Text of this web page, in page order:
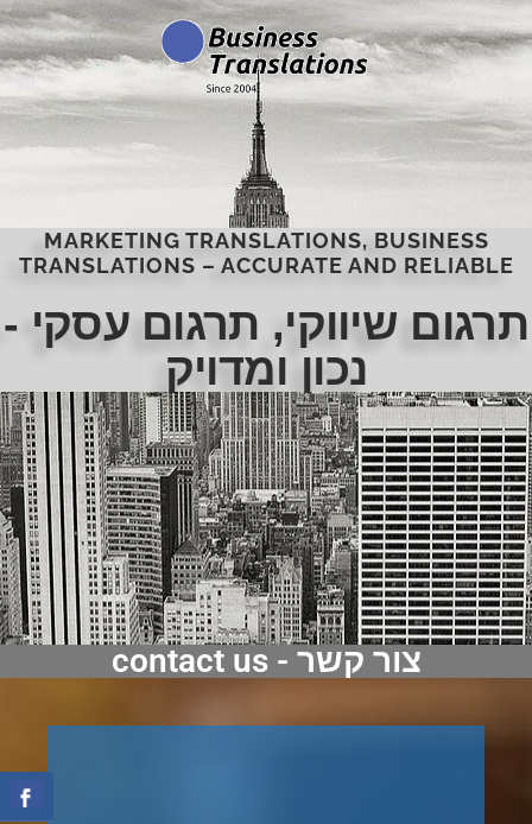
MARKETING TRANSLATIONS, BUSINESS
TRANSLATIONS – ACCURATE AND RELIABLE
תרגום שיווקי, תרגום עסקי -
נכון ומדויק
contact us - צור קשר